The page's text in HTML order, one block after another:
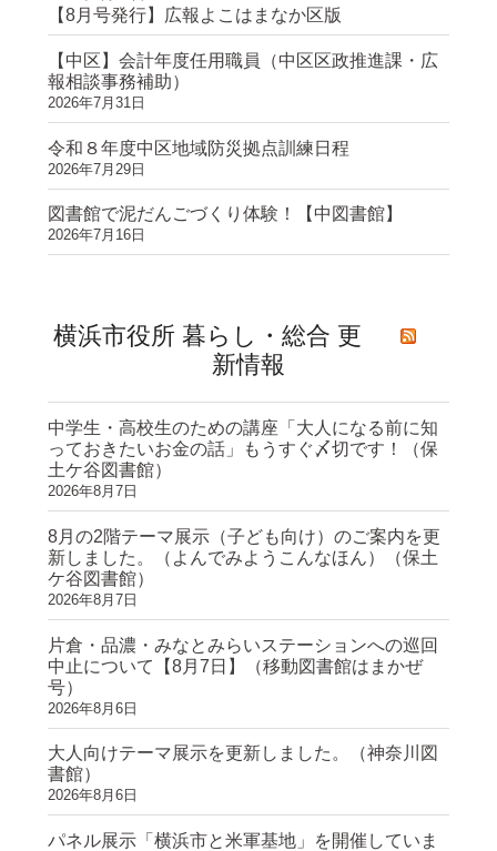
【8月号発行】広報よこはまなか区版
【中区】会計年度任用職員（中区区政推進課・広
報相談事務補助）
2026年7月31日
令和８年度中区地域防災拠点訓練日程
2026年7月29日
図書館で泥だんごづくり体験！【中図書館】
2026年7月16日
横浜市役所 暮らし・総合 更
新情報
中学生・高校生のための講座「大人になる前に知
っておきたいお金の話」もうすぐ〆切です！（保
土ケ谷図書館）
2026年8月7日
8月の2階テーマ展示（子ども向け）のご案内を更
新しました。（よんでみようこんなほん）（保土
ケ谷図書館）
2026年8月7日
片倉・品濃・みなとみらいステーションへの巡回
中止について【8月7日】（移動図書館はまかぜ
号）
2026年8月6日
大人向けテーマ展示を更新しました。（神奈川図
書館）
2026年8月6日
パネル展示「横浜市と米軍基地」を開催していま